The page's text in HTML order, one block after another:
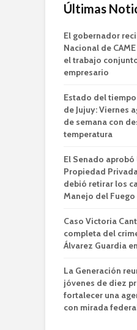
Últimas
El gobernador
Nacional de
el trabajo
empresario
Estado del
de Jujuy: Viernes
de semana con
temperatura
El Senado aprobó
Propiedad
debió retirar los
Manejo del Fuego
Caso Victoria
completa del
Álvarez Guardia
La Generación
jóvenes de diez
fortalecer una
con mirada